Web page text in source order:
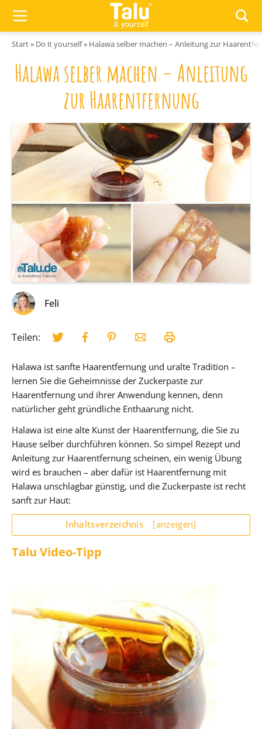
Start» Do it yourself» Halawa selber machen – Anleitung zur
Halawa selber machen – Anleitung
zur Haarentfernung
Feli
Teilen:
Halawa ist sanfte Haarentfernung und uralte Tradition –
lernen Sie die Geheimnisse der Zuckerpaste zur
Haarentfernung und ihrer Anwendung kennen, denn
natürlicher geht gründliche Enthaarung nicht.
Halawa ist eine alte Kunst der Haarentfernung, die Sie zu
Hause selber durchführen können. So simpel Rezept und
Anleitung zur Haarentfernung scheinen, ein wenig Übung
wird es brauchen – aber dafür ist Haarentfernung mit
Halawa unschlagbar günstig, und die Zuckerpaste ist recht
sanft zur Haut:
Inhaltsverzeichnis [anzeigen]
Talu Video-Tipp